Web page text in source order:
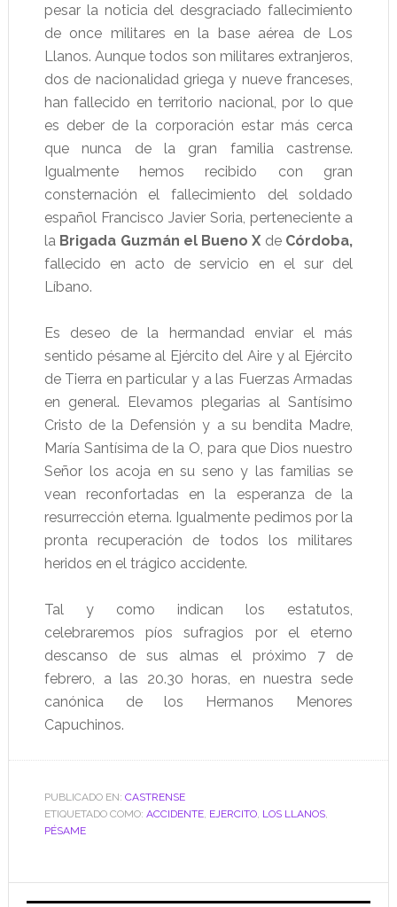
pesar la noticia del desgraciado fallecimiento
de once militares en la base aérea de Los
Llanos. Aunque todos son militares extranjeros,
dos de nacionalidad griega y nueve franceses,
han fallecido en territorio nacional, por lo que
es deber de la corporación estar más cerca
que nunca de la gran familia castrense.
Igualmente hemos recibido con gran
consternación el fallecimiento del soldado
español Francisco Javier Soria, perteneciente a
la Brigada Guzmán el Bueno X de Córdoba,
fallecido en acto de servicio en el sur del
Líbano.
Es deseo de la hermandad enviar el más
sentido pésame al Ejército del Aire y al Ejército
de Tierra en particular y a las Fuerzas Armadas
en general. Elevamos plegarias al Santísimo
Cristo de la Defensión y a su bendita Madre,
María Santísima de la O, para que Dios nuestro
Señor los acoja en su seno y las familias se
vean reconfortadas en la esperanza de la
resurrección eterna. Igualmente pedimos por la
pronta recuperación de todos los militares
heridos en el trágico accidente.
Tal y como indican los estatutos,
celebraremos píos sufragios por el eterno
descanso de sus almas el próximo 7 de
febrero, a las 20.30 horas, en nuestra sede
canónica de los Hermanos Menores
Capuchinos.
PUBLICADO EN: CASTRENSE
ETIQUETADO COMO: ACCIDENTE, EJERCITO, LOS LLANOS,
PÉSAME
Barra